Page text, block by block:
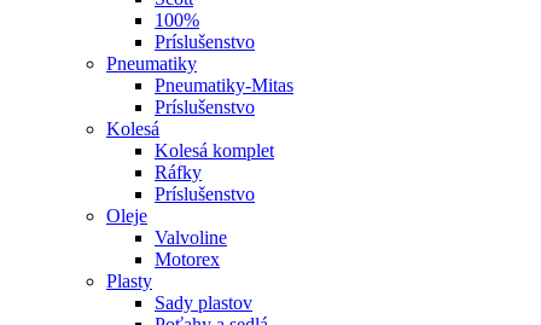
100%
Príslušenstvo
Pneumatiky
Pneumatiky-Mitas
Príslušenstvo
Kolesá
Kolesá komplet
Ráfky
Príslušenstvo
Oleje
Valvoline
Motorex
Plasty
Sady plastov